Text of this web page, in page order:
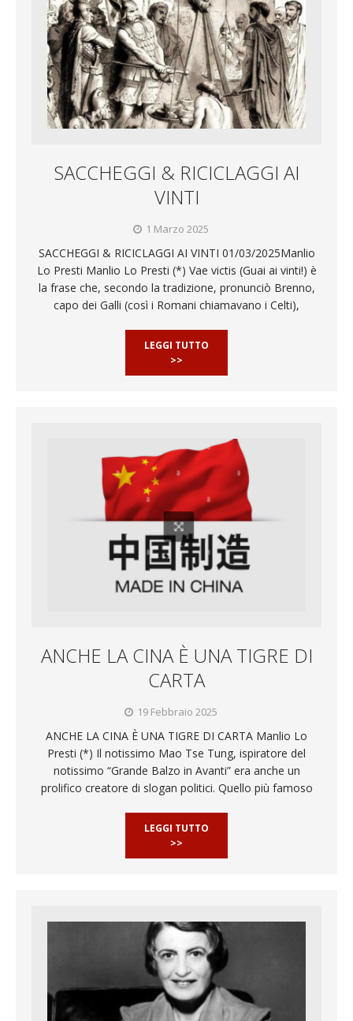
SACCHEGGI & RICICLAGGI AI
VINTI
1 Marzo 2025
SACCHEGGI & RICICLAGGI AI VINTI 01/03/2025Manlio
Lo Presti Manlio Lo Presti (*) Vae victis (Guai ai vinti!) è
la frase che, secondo la tradizione, pronunciò Brenno,
capo dei Galli (così i Romani chiamavano i Celti),
LEGGI TUTTO
>>
ANCHE LA CINA È UNA TIGRE DI
CARTA
19 Febbraio 2025
ANCHE LA CINA È UNA TIGRE DI CARTA Manlio Lo
Presti (*) Il notissimo Mao Tse Tung, ispiratore del
notissimo “Grande Balzo in Avanti” era anche un
prolifico creatore di slogan politici. Quello più famoso
LEGGI TUTTO
>>